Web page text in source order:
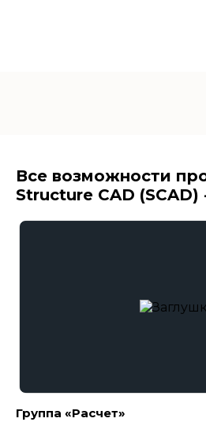
Все возможности
Structure CAD
Группа «Расчет»